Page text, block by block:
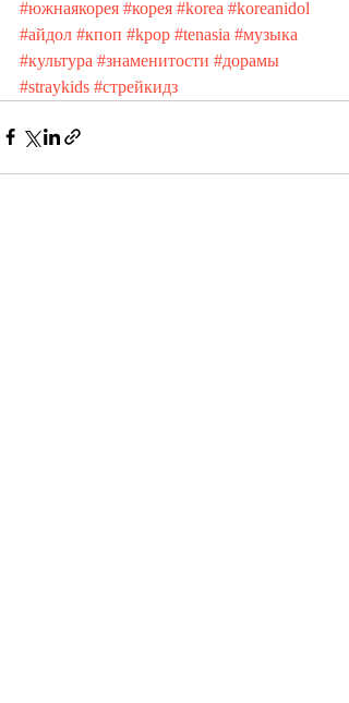
#южнаякорея #корея #korea #koreanidol
#айдол #кпоп #kpop #tenasia #музыка
#культура #знаменитости #дорамы
#straykids #стрейкидз